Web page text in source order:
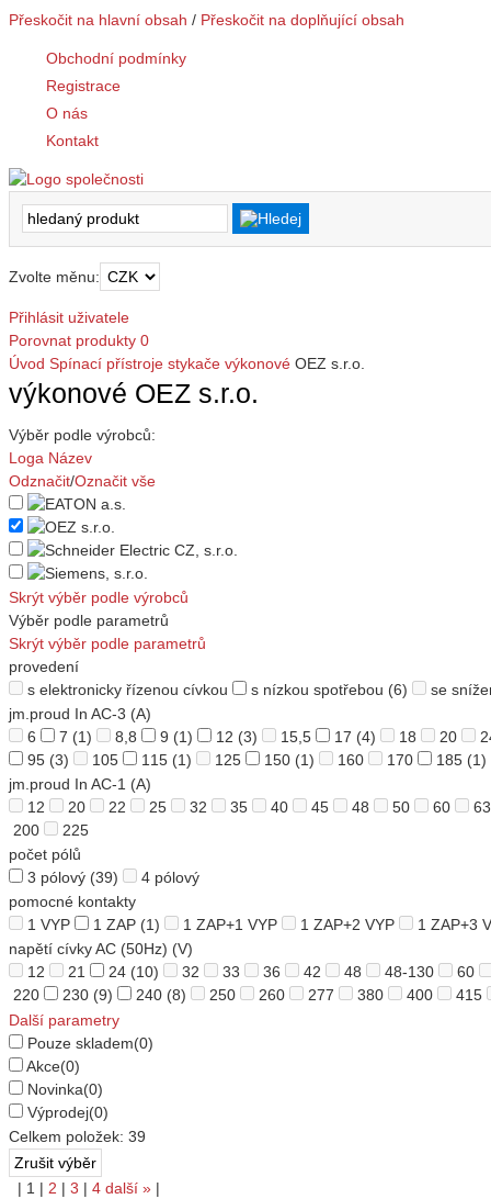
Přeskočit na hlavní obsah / Přeskočit na doplňující obsah
Obchodní podmínky
Registrace
O nás
Kontakt
Zvolte měnu:
Přihlásit uživatele
Porovnat produkty 0
Úvod Spínací přístroje stykače výkonové OEZ s.r.o.
výkonové OEZ s.r.o.
Výběr podle výrobců:
Loga Název
Odznačit/Označit vše
Skrýt výběr podle výrobců
Výběr podle parametrů
Skrýt výběr podle parametrů
provedení
s elektronicky řízenou cívkou
s nízkou spotřebou (6)
se
jm.proud In AC-3 (A)
6
7 (1) 8,8 9 (1) 12 (3) 15,5 17 (4) 18 20
95 (3) 105 115 (1) 125 150 (1) 160 170 185 (1)
jm.proud In AC-1 (A)
12
20 22 25 32 35 40 45 48 50 60
63
200
225
počet pólů
3 pólový (39)
4 pólový
pomocné kontakty
1 VYP
1 ZAP (1) 1 ZAP+1 VYP 1 ZAP+2 VYP
1 ZAP+3
napětí cívky AC (50Hz) (V)
12
21 24 (10) 32 33 36 42 48 48-130
60
220
230 (9) 240 (8) 250 260 277 380 400
415
Další parametry
Pouze skladem(0)
Akce(0)
Novinka(0)
Výprodej(0)
Celkem položek: 39
| 1 | 2 | 3 | 4 další » |